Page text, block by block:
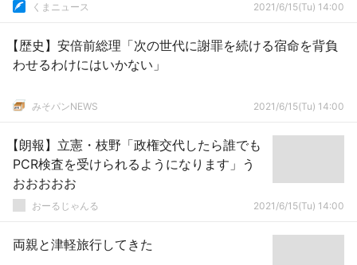
くまニュース 2021/6/15(Tu) 14:00
【歴史】安倍前総理「次の世代に謝罪を続ける宿命を背負
わせるわけにはいかない」
みそパンNEWS 2021/6/15(Tu) 14:00
【朗報】立憲・枝野「政権交代したら誰でも
PCR検査を受けられるようになります」う
おおおおお
おーるじゃんる 2021/6/15(Tu) 14:00
両親と津軽旅行してきた